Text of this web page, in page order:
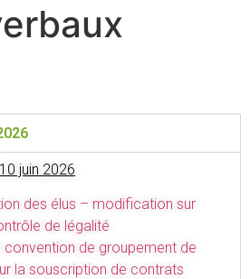
juin 2026
des élus – modification sur
de légalité
convention de groupement de
la souscription de contrats